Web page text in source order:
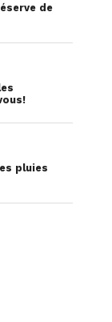
de
pluies